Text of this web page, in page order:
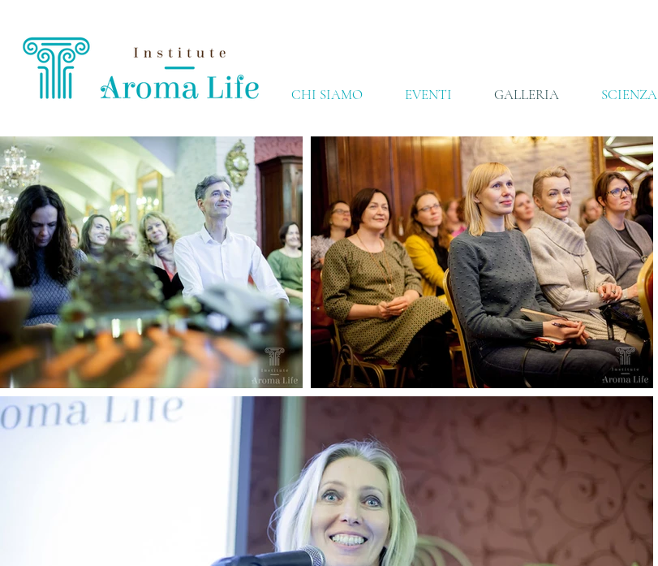
CHI SIAMO EVENTI GALLERIA SCIENZA